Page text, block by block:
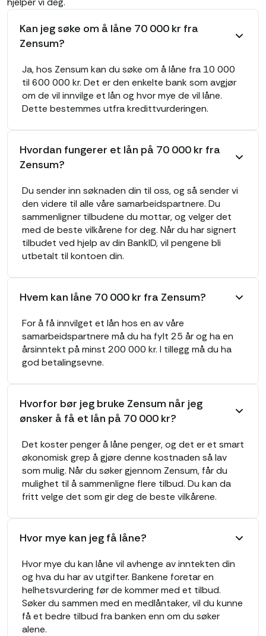
Kan jeg søke om å låne 70 000 kr fra
Zensum?
Ja, hos Zensum kan du søke om å låne fra 10 000
til 600 000 kr. Det er den enkelte bank som avgjør
om de vil innvilge et lån og hvor mye de vil låne.
Dette bestemmes utfra kredittvurderingen.
Hvordan fungerer et lån på 70 000 kr fra
Zensum?
Du sender inn søknaden din til oss, og så sender vi
den videre til alle våre samarbeidspartnere. Du
sammenligner tilbudene du mottar, og velger det
med de beste vilkårene for deg. Når du har signert
tilbudet ved hjelp av din BankID, vil pengene bli
utbetalt til kontoen din.
Hvem kan låne 70 000 kr fra Zensum?
For å få innvilget et lån hos en av våre
samarbeidspartnere må du ha fylt 25 år og ha en
årsinntekt på minst 200 000 kr. I tillegg må du ha
god betalingsevne.
Hvorfor bør jeg bruke Zensum når jeg
ønsker å få et lån på 70 000 kr?
Det koster penger å låne penger, og det er et smart
økonomisk grep å gjøre denne kostnaden så lav
som mulig. Når du søker gjennom Zensum, får du
mulighet til å sammenligne flere tilbud. Du kan da
fritt velge det som gir deg de beste vilkårene.
Hvor mye kan jeg få låne?
Hvor mye du kan låne vil avhenge av inntekten din
og hva du har av utgifter. Bankene foretar en
helhetsvurdering før de kommer med et tilbud.
Søker du sammen med en medlåntaker, vil du kunne
få et bedre tilbud fra banken enn om du søker
alene.